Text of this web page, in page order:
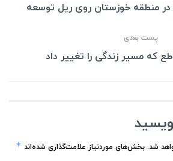
منطقه خوزستان روی ریل توسعه
پست بعدی
که مسیر زندگی را تغییر داد
شد. بخش‌های موردنیاز علامت‌گذاری شده‌اند *